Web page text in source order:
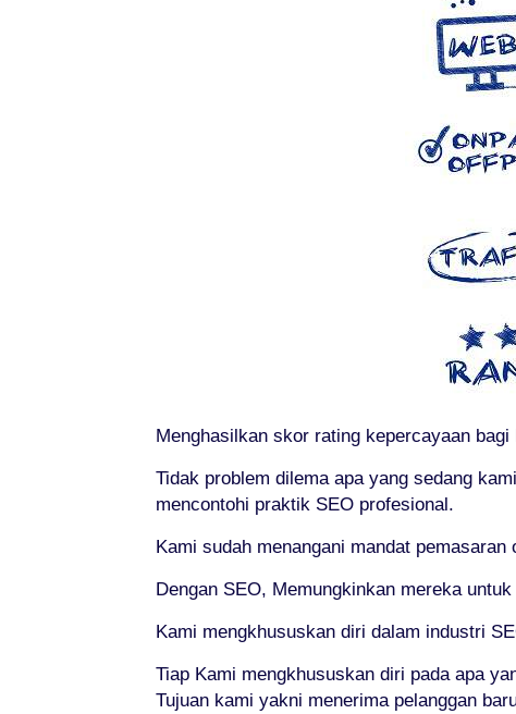
Menghasilkan skor rating kepercayaan
Tidak problem dilema apa yang sedang
mencontohi praktik SEO profesional.
Kami sudah menangani mandat
Dengan SEO, Memungkinkan mereka
Kami mengkhususkan diri dalam industri
Tiap Kami mengkhususkan diri pada apa
Tujuan kami yakni menerima pelanggan